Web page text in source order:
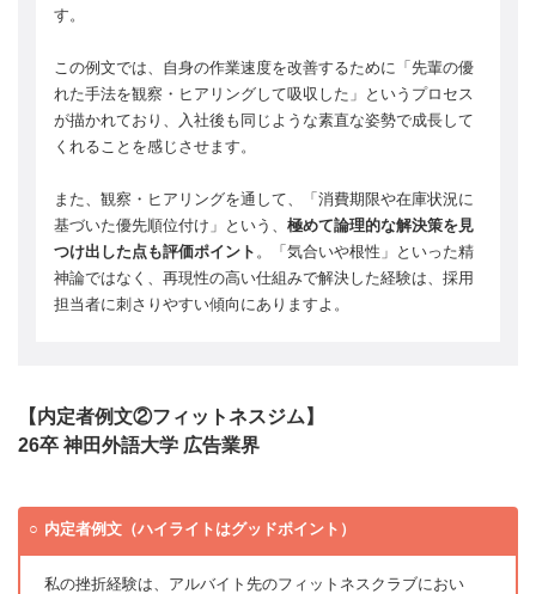
す。
この例文では、自身の作業速度を改善するために「先輩の優
れた手法を観察・ヒアリングして吸収した」というプロセス
が描かれており、入社後も同じような素直な姿勢で成長して
くれることを感じさせます。
また、観察・ヒアリングを通して、「消費期限や在庫状況に
基づいた優先順位付け」という、 極めて論理的な解決策を見
つけ出した点も評価ポイント 。「気合いや根性」といった精
神論ではなく、再現性の高い仕組みで解決した経験は、採用
担当者に刺さりやすい傾向にありますよ。
【内定者例文②フィットネスジム】
26卒 神田外語大学 広告業界
内定者例文（ハイライトはグッドポイント）
私の挫折経験は、アルバイト先のフィットネスクラブにおい